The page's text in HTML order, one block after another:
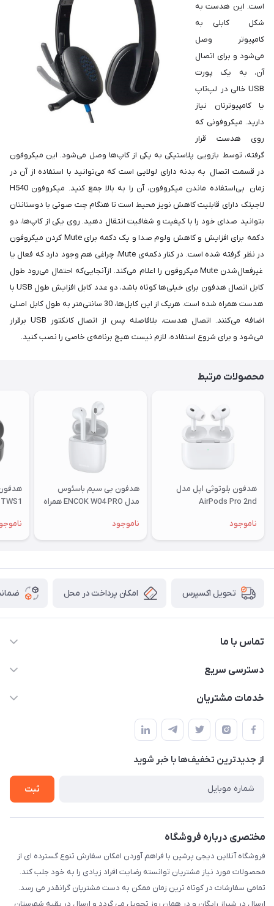
است. این هدست به
شکل کابلی به
کامپیوتر وصل
می‌شود و برای اتصال
آن، به یک پورت
USB خالی در لپ‌تاپ
یا کامپیوترتان نیاز
دارید. میکروفونی که
روی هدست قرار
گرفته، توسط بازویی پلاستیکی به یکی از کاپ‌ها وصل می‌شود. این میکروفون
در قسمت اتصال به بدنه دارای لولایی است که می‌توانید با استفاده از آن در
زمان بی‌استفاده ماندن میکروفون، آن را به بالا جمع کنید. میکروفون H540
لاجیتک دارای قابلیت کاهش نویز محیط است تا هنگام چت صوتی با دوستانتان
بتوانید صدای خود را با کیفیت و شفافیت انتقال دهید. روی یکی از کاپ‌ها، دو
دکمه برای افزایش و کاهش ولوم صدا و یک دکمه برای Mute کردن میکروفون
در نظر گرفته شده ‌است. در کنار دکمه‌ی Mute، چراغی هم وجود دارد که فعال یا
غیرفعال‌شدن Mute میکروفون را اعلام می‌کند. ازآنجایی‌که احتمال می‌رود طول
کابل اتصال هدفون برای خیلی‌ها کوتاه باشد، دو عدد کابل افزایش طول USB با
هدست همراه شده‌ است. هریک از این کابل‌‌ها، 30 سانتی‌متر به طول کابل اصلی
اضافه می‌کنند. اتصال هدست، بلافاصله پس از اتصال کانکتور USB برقرار
می‌شود و برای شروع استفاده، لازم نیست هیچ برنامه‌ی خاصی را نصب کنید.
محصولات مرتبط
هدفون بلوتوثی اپل مدل
AirPods Pro 2nd
ناموجود
هدفون بی‌ سیم باسئوس
مدل ENCOK W04 PRO همراه
ناموجود
TWS1
تحویل اکسپرس امکان پرداخت در محل
تماس با ما
09172138137
دسترسی سریع
حساب کاربری
لیست محصولات
درباره ما
خدمات مشتریان
قوانین و مقررات
حریم خصوصی
راهنما
از جدید‌ترین تخفیف‌ها با‌ خبر شوید
ثبت
مختصری درباره فروشگاه
فروشگاه آنلاین دیجی پرشین با فراهم آوردن امکان سفارش تنوع گسترده ای از
محصولات مورد نیاز مشتریان توانسته رضایت افراد زیادی را به خود جلب کند.
تمامی سفارشات در کوتاه ترین زمان ممکن به دست مشتریان گرانقدر می رسد.
ارسال در شیراز رایگان و در همان روز تحویل می گردد و ارسال در بقیه شهرستان